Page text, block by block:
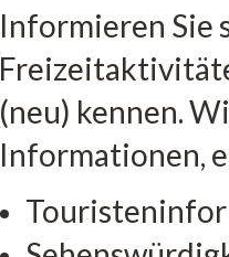
Informieren Sie
(neu) kennen.
Informationen,